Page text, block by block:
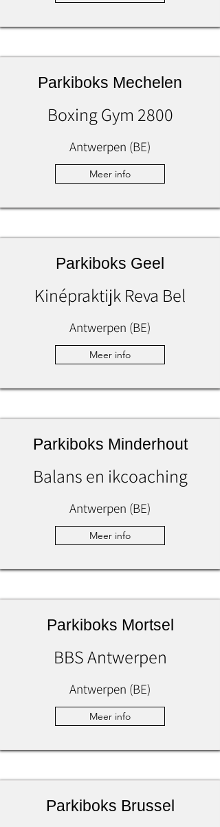
Parkiboks Mechelen
Boxing Gym 2800
Antwerpen (BE)
Meer info
Parkiboks Geel
Kinépraktijk Reva Bel
Antwerpen (BE)
Meer info
Parkiboks Minderhout
Balans en ikcoaching
Antwerpen (BE)
Meer info
Parkiboks Mortsel
BBS Antwerpen
Antwerpen (BE)
Meer info
Parkiboks Brussel